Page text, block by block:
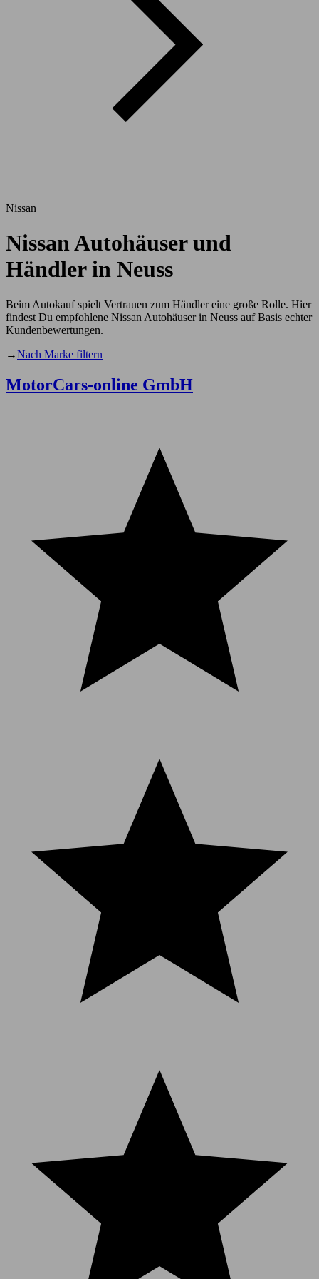
Nissan
Nissan Autohäuser und
Händler in Neuss
Beim Autokauf spielt Vertrauen zum Händler eine große Rolle. Hier
findest Du empfohlene Nissan Autohäuser in Neuss auf Basis echter
Kundenbewertungen.
→Nach Marke filtern
MotorCars-online GmbH